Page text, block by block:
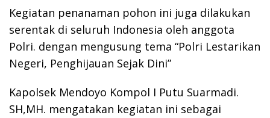
Kegiatan penanaman pohon ini juga dilakukan
serentak di seluruh Indonesia oleh anggota
Polri. dengan mengusung tema “Polri Lestarikan
Negeri, Penghijauan Sejak Dini”
Kapolsek Mendoyo Kompol I Putu Suarmadi.
SH,MH. mengatakan kegiatan ini sebagai